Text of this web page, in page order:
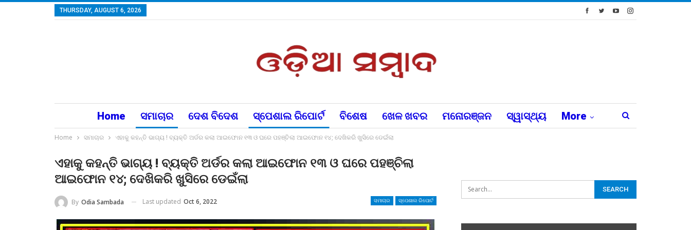
THURSDAY, AUGUST 6, 2026
Home ସମାଚାର ଦେଶ ବିଦେଶ ସ୍ପେଶାଲ ରିପୋର୍ଟ ବିଶେଷ ଖେଳ ଖବର ମନୋରଞ୍ଜନ ସ୍ୱାସ୍ଥ୍ୟ More
Home ସମାଚାର ଏହାକୁ କହନ୍ତି ଭାଗ୍ୟ ! ବ୍ୟକ୍ତି ଅର୍ଡର କଲା ଆଇଫୋନ ୧୩ ଓ ଘରେ ପହଞ୍ଚିଲା ଆଇଫୋନ ୧୪; ଦେଖିକରି ଖୁସିରେ ଡେଇଁଲା
ଏହାକୁ କହନ୍ତି ଭାଗ୍ୟ ! ବ୍ୟକ୍ତି ଅର୍ଡର କଲା ଆଇଫୋନ ୧୩ ଓ ଘରେ ପହଞ୍ଚିଲା
ଆଇଫୋନ ୧୪; ଦେଖିକରି ଖୁସିରେ ଡେଇଁଲା
ସମାଚାର ସ୍ପେଶାଲ ରିପୋର୍ଟ
By Odia Sambada Last updated Oct 6, 2022